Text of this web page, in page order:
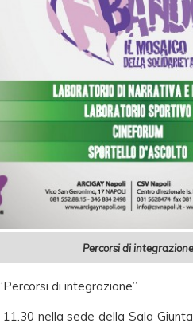
Percorsi di integrazione
di integrazione”
nella sede della Sala